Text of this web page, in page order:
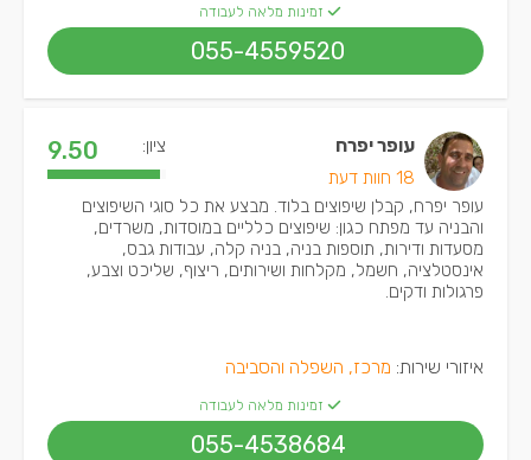
זמינות מלאה לעבודה
055-4559520
עופר יפרח
18 חוות דעת
ציון: 9.50
עופר יפרח, קבלן שיפוצים בלוד. מבצע את כל סוגי השיפוצים
והבניה עד מפתח כגון: שיפוצים כלליים במוסדות, משרדים,
מסעדות ודירות, תוספות בניה, בניה קלה, עבודות גבס,
אינסטלציה, חשמל, מקלחות ושירותים, ריצוף, שליכט וצבע,
פרגולות ודקים.
איזורי שירות: מרכז, השפלה והסביבה
זמינות מלאה לעבודה
055-4538684